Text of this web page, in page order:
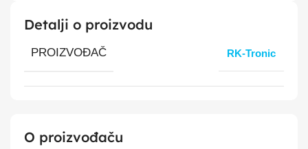
Detalji o proizvodu
PROIZVOĐAČ RK-Tronic
O proizvođaču